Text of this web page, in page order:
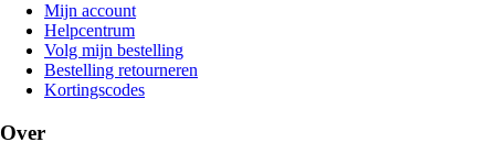
Mijn account
Helpcentrum
Volg mijn bestelling
Bestelling retourneren
Kortingscodes
Over